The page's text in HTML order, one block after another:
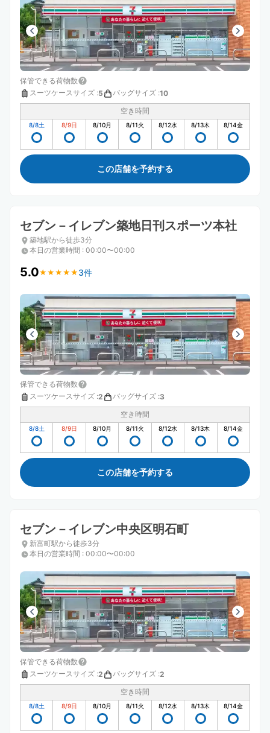
保管できる荷物数
スーツケースサイズ :5 バッグサイズ :10
空き時間
8/8土 8/9日 8/10月 8/11火 8/12水 8/13木 8/14金
この店舗を予約する
セブン－イレブン築地日刊スポーツ本社
築地駅から徒歩3分
本日の営業時間 : 00:00〜00:00
5.0★ ★ ★ ★ ★
★ ★ ★ ★ ★ 3件
保管できる荷物数
スーツケースサイズ :2 バッグサイズ :3
空き時間
8/8土 8/9日 8/10月 8/11火 8/12水 8/13木 8/14金
この店舗を予約する
セブン－イレブン中央区明石町
新富町駅から徒歩3分
本日の営業時間 : 00:00〜00:00
保管できる荷物数
スーツケースサイズ :2 バッグサイズ :2
空き時間
8/8土 8/9日 8/10月 8/11火 8/12水 8/13木 8/14金